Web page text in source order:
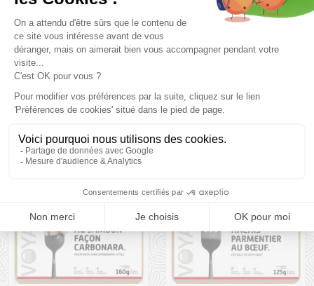
Prix et descriptifs sous réserve de disponibilité au magasin
Montaz , La Ravoire. Les tarifs du catalogue sont toutes taxes
comprises.